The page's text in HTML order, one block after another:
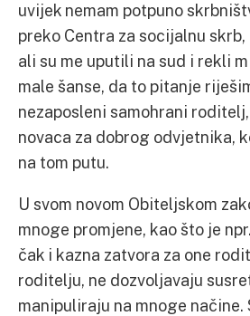
uvijek nemam potpuno
preko Centra za socijalnu
ali su me uputili na sud i rekli
male šanse, da to pitanje
nezaposleni samohrani
novaca za dobrog odvjetnika,
na tom putu.
U svom novom Obiteljskom
mnoge promjene, kao što je
čak i kazna zatvora za one
roditelju, ne dozvoljavaju
manipuliraju na mnoge načine.